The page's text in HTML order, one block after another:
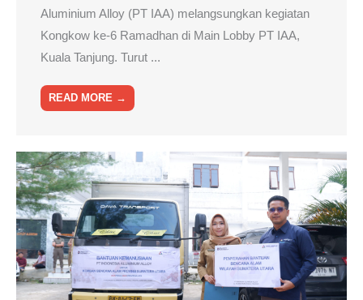
Aluminium Alloy (PT IAA) melangsungkan kegiatan
Kongkow ke-6 Ramadhan di Main Lobby PT IAA,
Kuala Tanjung. Turut ...
READ MORE →